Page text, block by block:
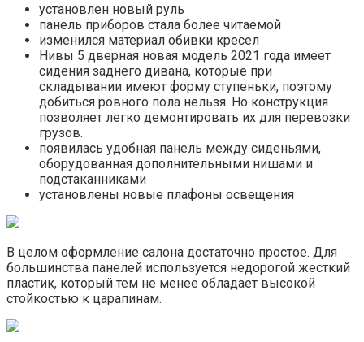
установлен новый руль
панель приборов стала более читаемой
изменился материал обивки кресел
Нивы 5 дверная новая модель 2021 года имеет
сидения заднего дивана, которые при
складывании имеют форму ступеньки, поэтому
добиться ровного пола нельзя. Но конструкция
позволяет легко демонтировать их для перевозки
грузов.
появилась удобная панель между сиденьями,
оборудованная дополнительными нишами и
подстаканниками
установлены новые плафоны освещения
В целом оформление салона достаточно простое. Для
большинства панелей используется недорогой жесткий
пластик, который тем не менее обладает высокой
стойкостью к царапинам.